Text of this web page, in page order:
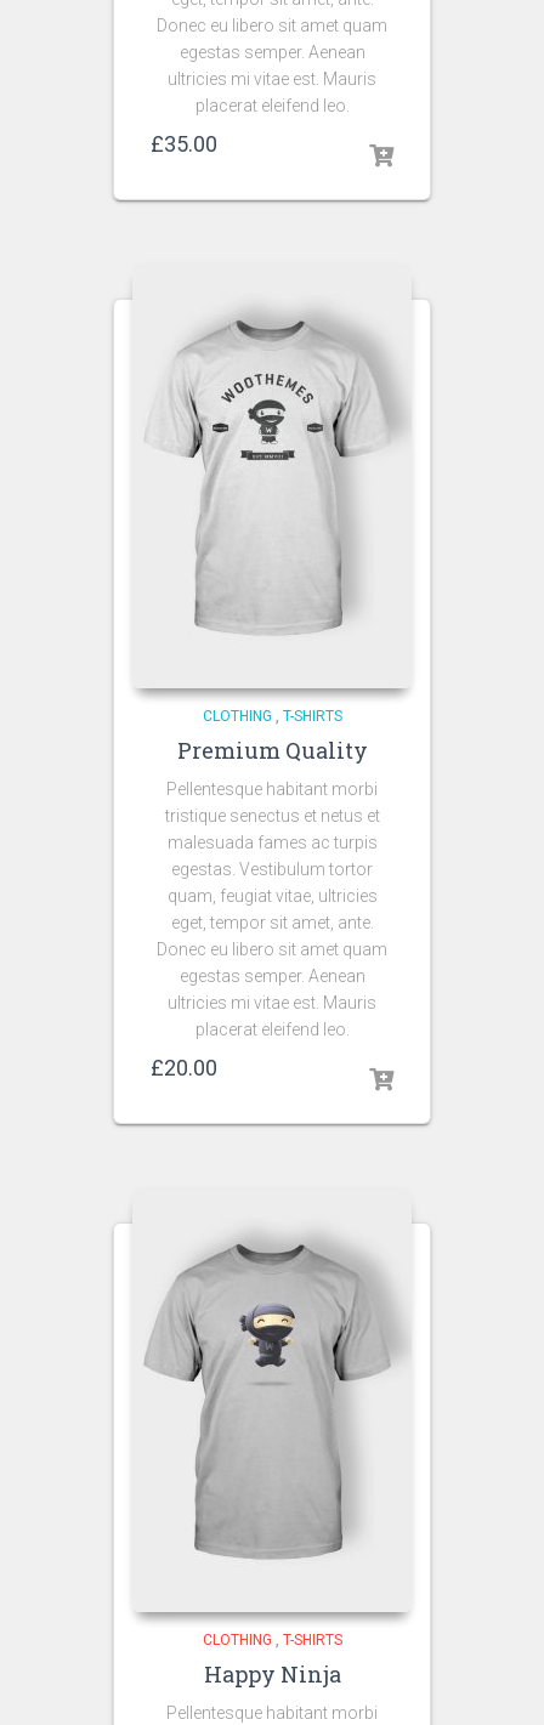
Donec eu libero sit amet quam
egestas semper. Aenean
ultricies mi vitae est. Mauris
placerat eleifend leo.
£35.00
CLOTHING , T-SHIRTS
Premium Quality
Pellentesque habitant morbi
tristique senectus et netus et
malesuada fames ac turpis
egestas. Vestibulum tortor
quam, feugiat vitae, ultricies
eget, tempor sit amet, ante.
Donec eu libero sit amet quam
egestas semper. Aenean
ultricies mi vitae est. Mauris
placerat eleifend leo.
£20.00
CLOTHING , T-SHIRTS
Happy Ninja
Pellentesque habitant morbi